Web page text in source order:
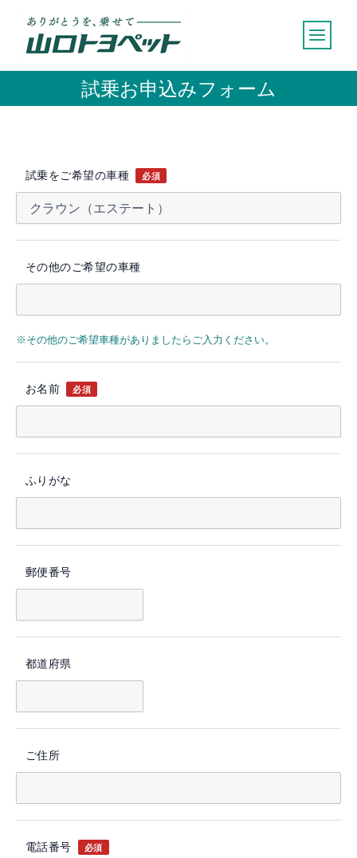
ス
試乗お申込みフォーム
試乗をご希望の車種 必須
その他のご希望の車種
※その他のご希望車種がありましたらご入力ください。
お名前 必須
ふりがな
郵便番号
都道府県
ご住所
電話番号 必須